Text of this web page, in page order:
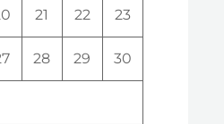
21 22 23
28 29 30